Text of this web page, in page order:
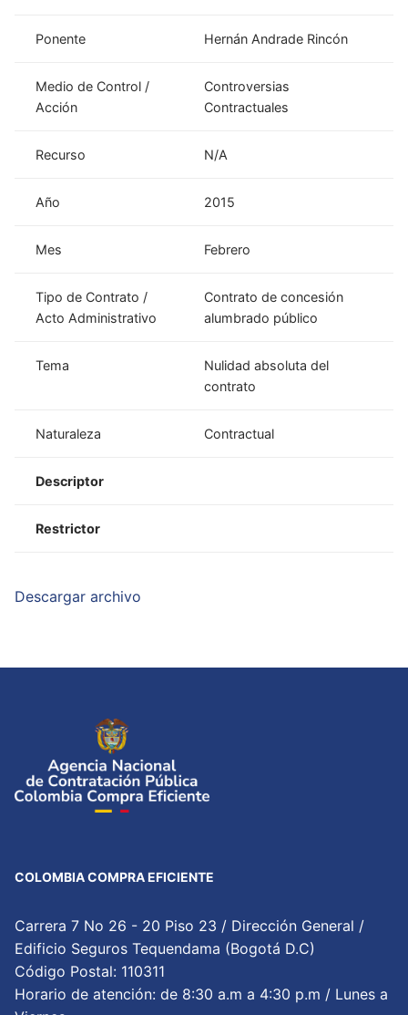
Ponente Hernán Andrade Rincón
Medio de Control /
Acción
Controversias
Contractuales
Recurso N/A
Año 2015
Mes Febrero
Tipo de Contrato /
Acto Administrativo
Contrato de concesión
alumbrado público
Tema
Nulidad absoluta del
contrato
Naturaleza Contractual
Descriptor
Restrictor
Descargar archivo
COLOMBIA COMPRA EFICIENTE
Carrera 7 No 26 - 20 Piso 23 / Dirección General /
Edificio Seguros Tequendama (Bogotá D.C)
Código Postal: 110311
Horario de atención: de 8:30 a.m a 4:30 p.m / Lunes a